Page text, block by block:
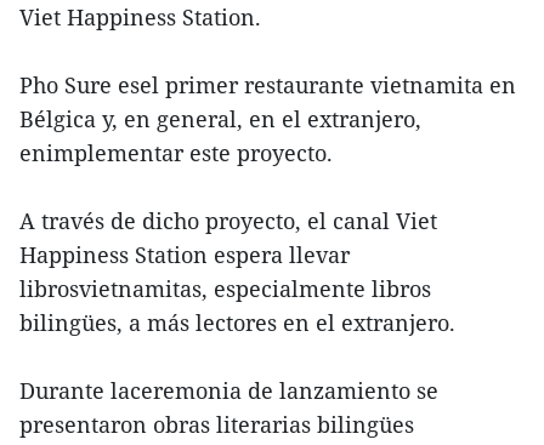
Viet Happiness Station.
Pho Sure esel primer restaurante vietnamita en
Bélgica y, en general, en el extranjero,
enimplementar este proyecto.
A través de dicho proyecto, el canal Viet
Happiness Station espera llevar
librosvietnamitas, especialmente libros
bilingües, a más lectores en el extranjero.
Durante laceremonia de lanzamiento se
presentaron obras literarias bilingües